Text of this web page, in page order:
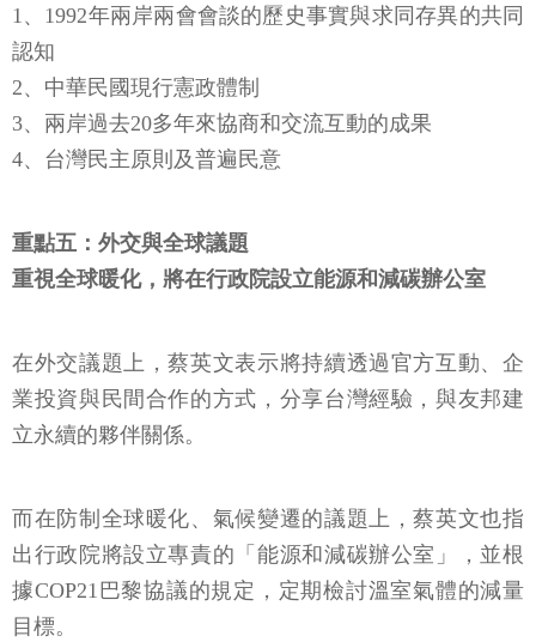
1、1992年兩岸兩會會談的歷史事實與求同存異的共同
認知
2、中華民國現行憲政體制
3、兩岸過去20多年來協商和交流互動的成果
4、台灣民主原則及普遍民意
重點五：外交與全球議題
重視全球暖化，將在行政院設立能源和減碳辦公室
在外交議題上，蔡英文表示將持續透過官方互動、企
業投資與民間合作的方式，分享台灣經驗，與友邦建
立永續的夥伴關係。
而在防制全球暖化、氣候變遷的議題上，蔡英文也指
出行政院將設立專責的「能源和減碳辦公室」，並根
據COP21巴黎協議的規定，定期檢討溫室氣體的減量
目標。